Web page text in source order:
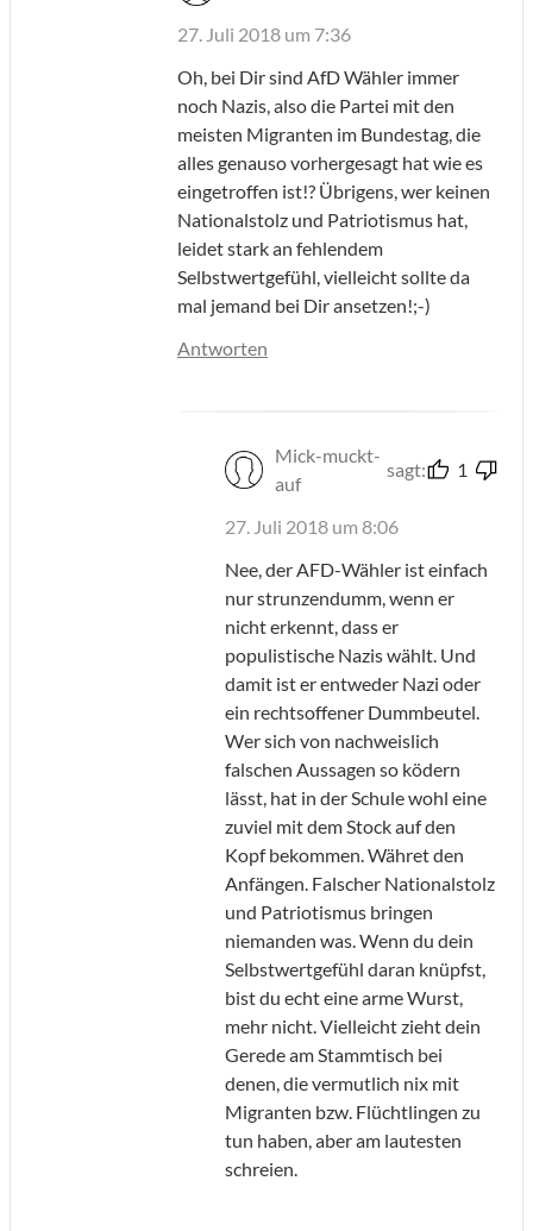
27. Juli 2018 um 7:36
Oh, bei Dir sind AfD Wähler immer
noch Nazis, also die Partei mit den
meisten Migranten im Bundestag, die
alles genauso vorhergesagt hat wie es
eingetroffen ist!? Übrigens, wer keinen
Nationalstolz und Patriotismus hat,
leidet stark an fehlendem
Selbstwertgefühl, vielleicht sollte da
mal jemand bei Dir ansetzen!;-)
Antworten
Mick-muckt-
auf
sagt: 1
27. Juli 2018 um 8:06
Nee, der AFD-Wähler ist einfach
nur strunzendumm, wenn er
nicht erkennt, dass er
populistische Nazis wählt. Und
damit ist er entweder Nazi oder
ein rechtsoffener Dummbeutel.
Wer sich von nachweislich
falschen Aussagen so ködern
lässt, hat in der Schule wohl eine
zuviel mit dem Stock auf den
Kopf bekommen. Währet den
Anfängen. Falscher Nationalstolz
und Patriotismus bringen
niemanden was. Wenn du dein
Selbstwertgefühl daran knüpfst,
bist du echt eine arme Wurst,
mehr nicht. Vielleicht zieht dein
Gerede am Stammtisch bei
denen, die vermutlich nix mit
Migranten bzw. Flüchtlingen zu
tun haben, aber am lautesten
schreien.